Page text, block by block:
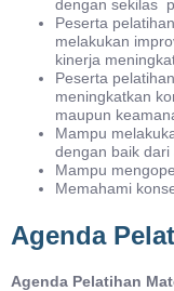
dengan sekilas
Peserta
melakukan
kinerja
Peserta
meningkatkan
maupun
Mampu
dengan baik dari
Mampu
Memahami
Agenda
Agenda Pelatihan